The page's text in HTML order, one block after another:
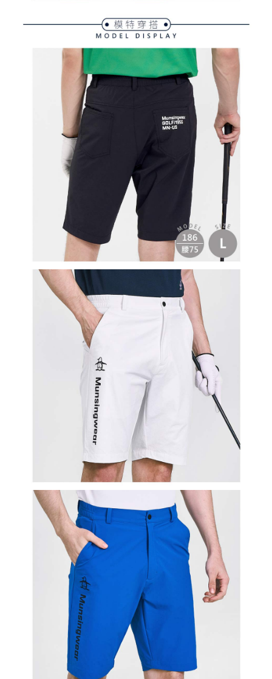
４．使用「AFTEE先享後付」時，將依據個別帳號之用戶狀況，依本公司即
時審查核予不同之上限額度；若仍有額度不足之情形，本公司將視審查結果
５．嚴禁一人註冊多個帳號或使用他人資訊註冊。若發現惡意使用之情形，
恩沛科技股份有限公司將有權停止該用戶之使用額度並採取法律行動。